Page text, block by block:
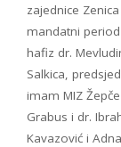
zajednice
mandatni
hafiz dr.
Salkica,
imam MIZ
Grabus i dr.
Kavazović i